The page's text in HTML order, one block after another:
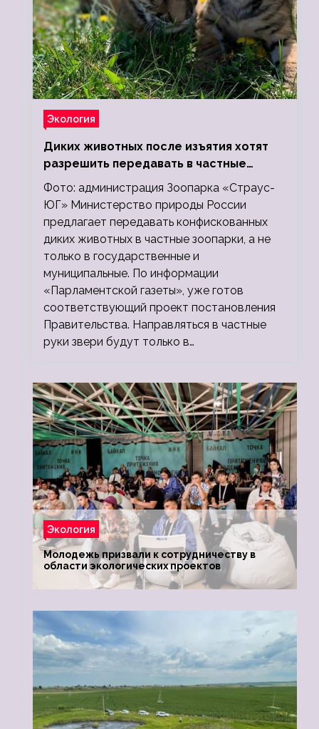
Экология
Диких животных после изъятия хотят
разрешить передавать в частные
зоопарки
Фото: администрация Зоопарка «Страус-
ЮГ» Министерство природы России
предлагает передавать конфискованных
диких животных в частные зоопарки, а не
только в государственные и
муниципальные. По информации
«Парламентской газеты», уже готов
соответствующий проект постановления
Правительства. Направляться в частные
руки звери будут только в…
Экология
Молодежь призвали к сотрудничеству в
области экологических проектов